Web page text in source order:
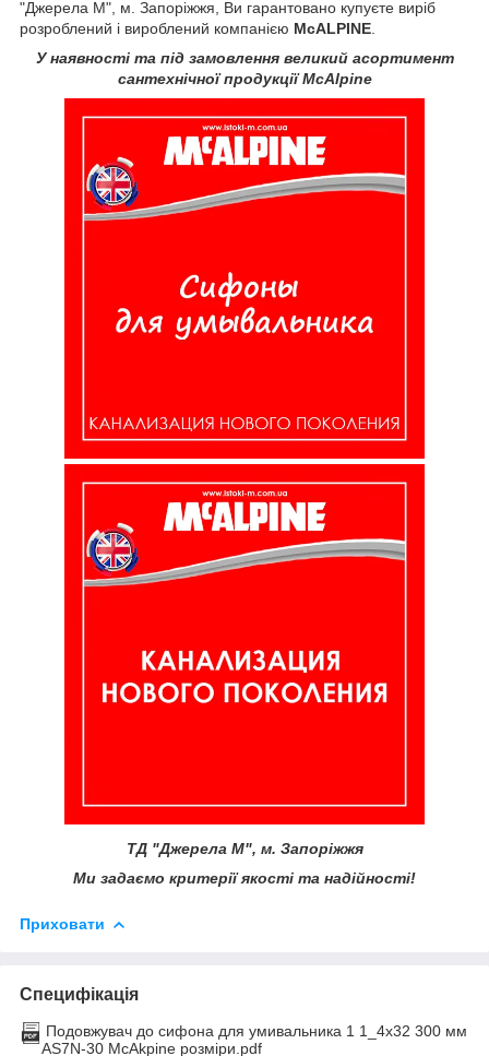
"Джерела М", м. Запоріжжя, Ви гарантовано купуєте виріб
розроблений і вироблений компанією McALPINE
У наявності та під замовлення великий асортимент
сантехнічної продукції McAlpine
ТД "Джерела М", м. Запоріжжя
Ми задаємо критерії якості та надійності!
Приховати
Специфікація
Подовжувач до сифона для умивальника 1 1_4х32 300 мм
AS7N-30 McAkpine розміри.pdf